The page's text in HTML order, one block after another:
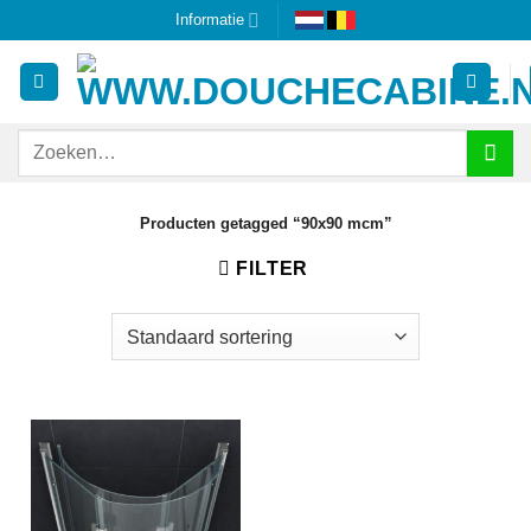
naar
inhoud
Informatie
Zoeken
Producten getagged “90x90 mcm”
FILTER